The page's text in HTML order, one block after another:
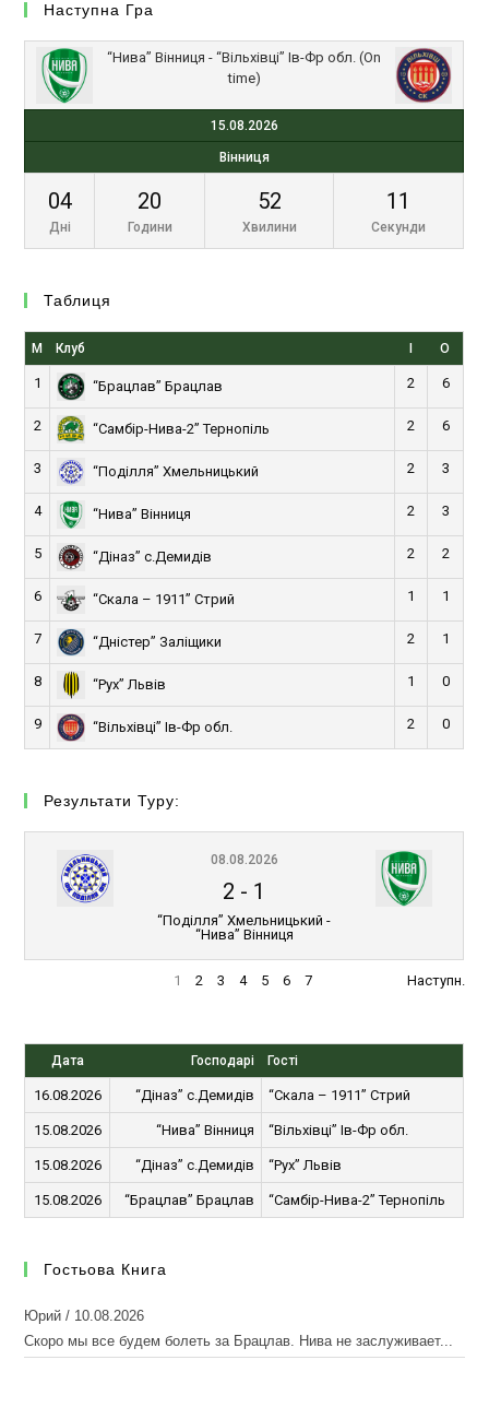
Наступна Гра
“Нива” Вінниця - “Вільхівці” Ів-Фр обл. (On
time)
15.08.2026
Вінниця
04
Дні
20
Години
52
Хвилини
11
Секунди
Таблиця
М Клуб О
1 “Брацлав” Брацлав 2 6
2 “Самбір-Нива-2” Тернопіль 2 6
3 “Поділля” Хмельницький 2 3
4 “Нива” Вінниця 2 3
5 “Діназ” с.Демидів 2 2
6 “Скала – 1911” Стрий 1 1
7 “Дністер” Заліщики 2 1
8 “Рух” Львів 1 0
9 “Вільхівці” Ів-Фр обл. 2 0
Результати Туру:
08.08.2026
2 - 1
“Поділля” Хмельницький -
“Нива” Вінниця
1 2 3 4 5 6 7 Наступн.
Дата Господарі Гості
16.08.2026 “Діназ” с.Демидів “Скала – 1911” Стрий
15.08.2026 “Нива” Вінниця “Вільхівці” Ів-Фр обл.
15.08.2026 “Діназ” с.Демидів “Рух” Львів
15.08.2026 “Брацлав” Брацлав “Самбір-Нива-2” Тернопіль
Гостьова Книга
Юрий / 10.08.2026
Скоро мы все будем болеть за Брацлав. Нива не заслуживает...